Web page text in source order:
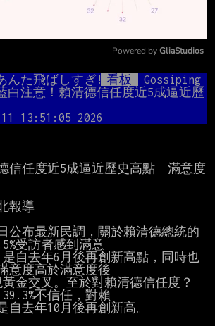
Mute
Powered by GliaStudios
んた飛ばしすぎ!!)看板
Gossiping
注意！賴清德信任度近5成逼近歷
11 13:51:05 2026
信任度近5成逼近歷史高點　滿意度
報導
公布最新民調，關於賴清德總統的
受訪者感到滿意
是自去年6月後再創新高點，同時也
意度高於滿意度後
黃金交叉。至於對賴清德信任度？
不信任，對賴
自去年10月後再創新高。